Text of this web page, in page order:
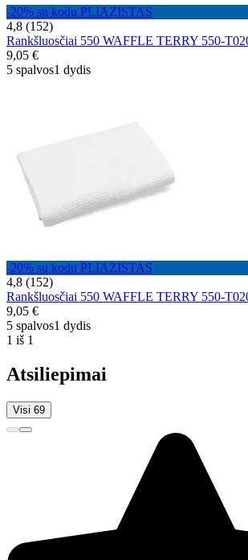
-20% su kodu PLIAZISTAS
4,8 (152)
Rankšluosčiai 550 WAFFLE TERRY 550-
9,05 €
5 spalvos1 dydis
-20% su kodu PLIAZISTAS
4,8 (152)
Rankšluosčiai 550 WAFFLE TERRY 550-
9,05 €
5 spalvos1 dydis
1 iš 1
Atsiliepimai
Visi 69